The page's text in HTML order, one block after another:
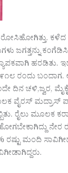
ಜಗತ್ತನ್ನು
ಹರಡಿತು.
ರಂದು
ದಿನ ಚಳಿ,ಜ್ವರ,
ವೈರಸ್ ಮದ್ರಾಸ್
ರೈಲು ಮೂಲಕ
ನೇರ
ಮಂದಿ